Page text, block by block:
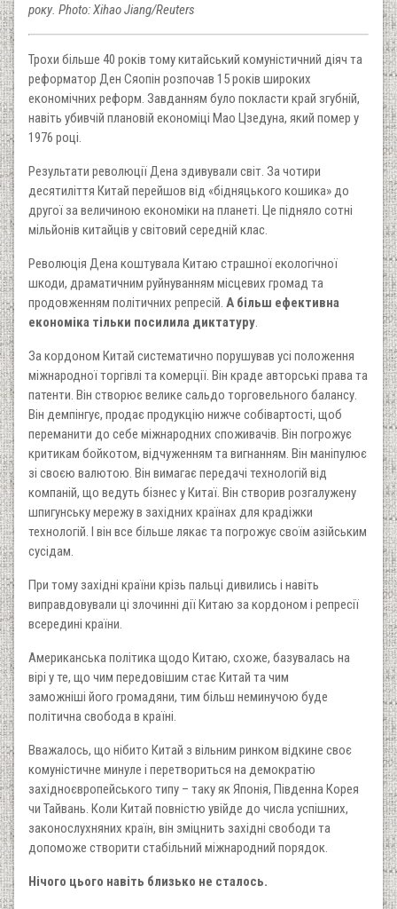
року. Photo:Xihao Jiang/Reuters
Трохи більше 40 років тому китайський комуністичний діяч та
реформатор Ден Сяопін розпочав 15 років широких
економічних реформ. Завданням було покласти край згубній,
навіть убивчій плановій економіці Мао Цзедуна, який помер у
1976 році.
Результати революції Дена здивували світ. За чотири
десятиліття Китай перейшов від «бідняцького кошика» до
другої за величиною економіки на планеті. Це підняло сотні
мільйонів китайців у світовий середній клас.
Революція Дена коштувала Китаю страшної екологічної
шкоди, драматичним руйнуванням місцевих громад та
продовженням політичних репресій. А більш ефективна
економіка тільки посилила диктатуру.
За кордоном Китай систематично порушував усі положення
міжнародної торгівлі та комерції. Він краде авторські права та
патенти. Він створює велике сальдо торговельного балансу.
Він демпінгує, продає продукцію нижче собівартості, щоб
переманити до себе міжнародних споживачів. Він погрожує
критикам бойкотом, відчуженням та вигнанням. Він маніпулює
зі своєю валютою. Він вимагає передачі технологій від
компаній, що ведуть бізнес у Китаї. Він створив розгалужену
шпигунську мережу в західних країнах для крадіжки
технологій. І він все більше лякає та погрожує своїм азійським
сусідам.
При тому західні країни крізь пальці дивились і навіть
виправдовували ці злочинні дії Китаю за кордоном і репресії
всередині країни.
Американська політика щодо Китаю, схоже, базувалась на
вірі у те, що чим передовішим стає Китай та чим
заможніші його громадяни, тим більш неминучою буде
політична свобода в країні.
Вважалось, що нібито Китай з вільним ринком відкине своє
комуністичне минуле і перетвориться на демократію
західноєвропейського типу – таку як Японія, Південна Корея
чи Тайвань. Коли Китай повністю увійде до числа успішних,
законослухняних країн, він зміцнить західні свободи та
допоможе створити стабільний міжнародний порядок.
Нічого цього навіть близько не сталось.